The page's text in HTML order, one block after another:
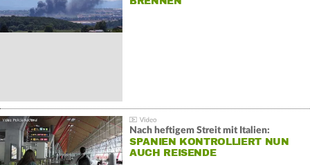
Nach heftigem Streit mit Italien:
SPANIEN KONTROLLIERT NUN
AUCH REISENDE